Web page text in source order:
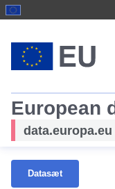
European
data.europa.eu
Datasæt